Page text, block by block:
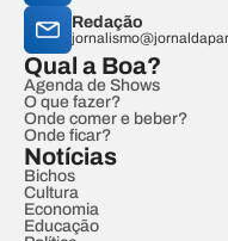
Redação
Qual a Boa?
Agenda de Shows
O que fazer?
Onde comer e beber?
Onde ficar?
Notícias
Bichos
Cultura
Economia
Educação